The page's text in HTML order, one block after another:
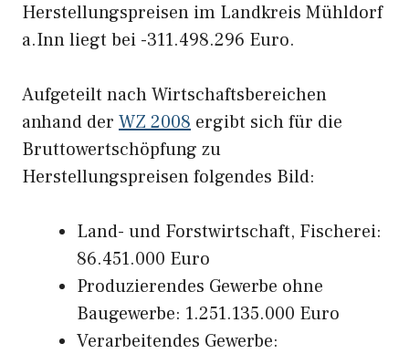
Herstellungspreisen im Landkreis Mühldorf
a.Inn liegt bei -311.498.296 Euro.
Aufgeteilt nach Wirtschaftsbereichen
anhand der WZ 2008 ergibt sich für die
Bruttowertschöpfung zu
Herstellungspreisen folgendes Bild:
Land- und Forstwirtschaft, Fischerei:
86.451.000 Euro
Produzierendes Gewerbe ohne
Baugewerbe: 1.251.135.000 Euro
Verarbeitendes Gewerbe: